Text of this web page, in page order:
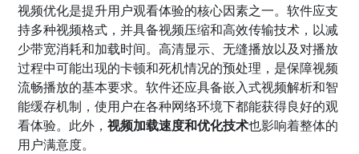
视频优化是提升用户观看体验的核心因素之一。软件应支
持多种视频格式，并具备视频压缩和高效传输技术，以减
少带宽消耗和加载时间。高清显示、无缝播放以及对播放
过程中可能出现的卡顿和死机情况的预处理，是保障视频
流畅播放的基本要求。软件还应具备嵌入式视频解析和智
能缓存机制，使用户在各种网络环境下都能获得良好的观
看体验。此外，视频加载速度和优化技术也影响着整体的
用户满意度。